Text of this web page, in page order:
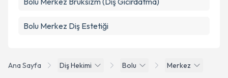
Ana Sayfa Diş Hekimi Bolu Merkez
Bolu Merkez Diş Estetiği